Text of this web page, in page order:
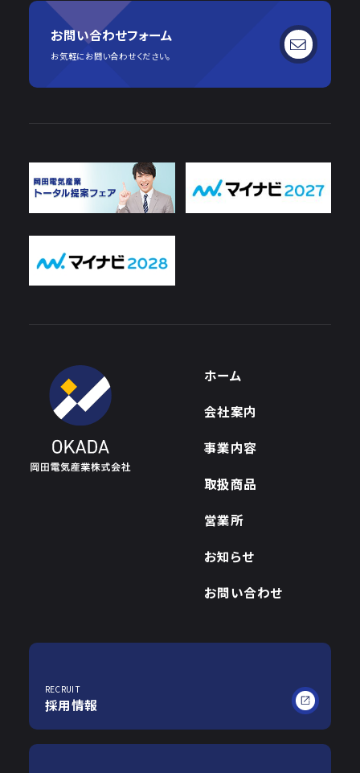
お問い合わせフォーム
お気軽にお問い合わせください。
ホーム
会社案内
事業内容
取扱商品
営業所
お知らせ
お問い合わせ
RECRUIT
採用情報